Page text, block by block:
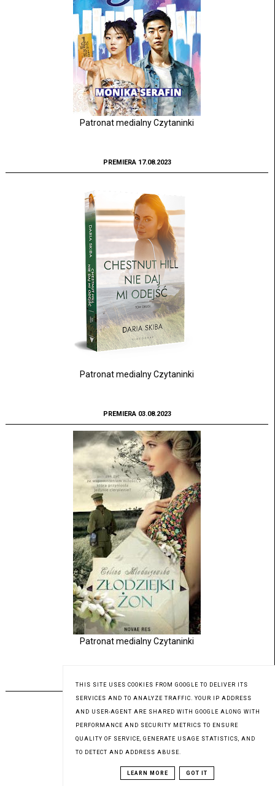
Patronat medialny Czytaninki
PREMIERA 17.08.2023
Patronat medialny Czytaninki
PREMIERA 03.08.2023
Patronat medialny Czytaninki
PREMIERA 03.08.2023
THIS SITE USES COOKIES FROM GOOGLE TO DELIVER ITS
SERVICES AND TO ANALYZE TRAFFIC. YOUR IP ADDRESS
AND USER-AGENT ARE SHARED WITH GOOGLE ALONG WITH
PERFORMANCE AND SECURITY METRICS TO ENSURE
QUALITY OF SERVICE, GENERATE USAGE STATISTICS, AND
TO DETECT AND ADDRESS ABUSE.
LEARN MORE GOT IT